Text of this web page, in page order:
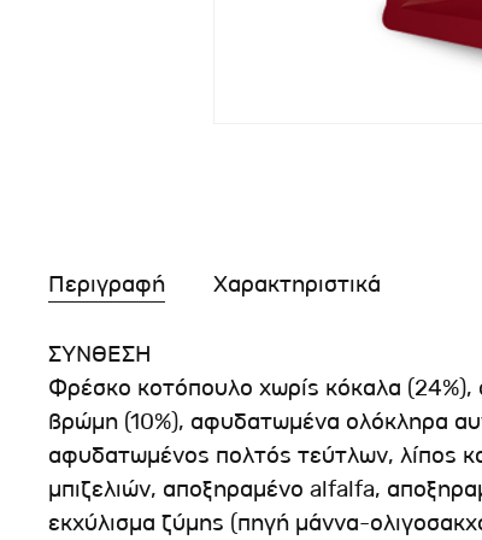
Περιγραφή Χαρακτηριστικά
ΣΥΝΘΕΣΗ
Φρέσκο κοτόπουλο χωρίς κόκαλα
βρώμη (10%), αφυδατωμένα ολόκληρα
αφυδατωμένος πολτός τεύτλων, λίπος
μπιζελιών, αποξηραμένο alfalfa,
εκχύλισμα ζύμης (πηγή μάννα-